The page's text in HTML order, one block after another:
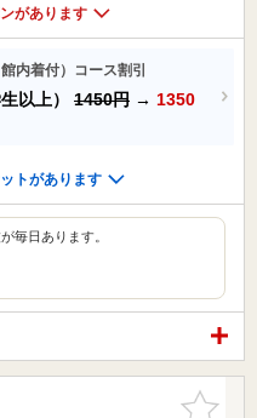
があります
内着付）コース割引
以上） 1450円 → 1350
トがあります
毎日あります。
お気に入